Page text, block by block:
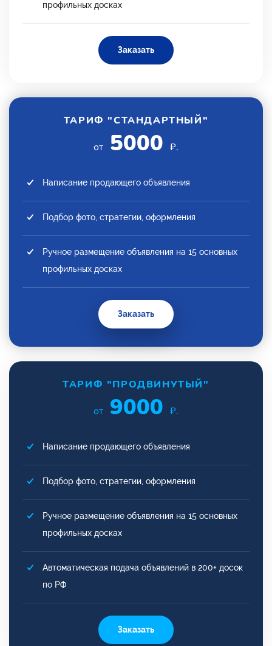
профильных досках
Заказать
ТАРИФ "СТАНДАРТНЫЙ"
от 5000 ₽.
Написание продающего объявления
Подбор фото, стратегии, оформления
Ручное размещение объявления на 15 основных
профильных досках
Заказать
ТАРИФ "ПРОДВИНУТЫЙ"
от 9000 ₽.
Написание продающего объявления
Подбор фото, стратегии, оформления
Ручное размещение объявления на 15 основных
профильных досках
Автоматическая подача объявлений в 200+ досок
по РФ
Заказать